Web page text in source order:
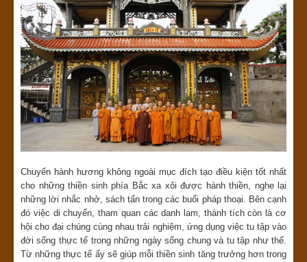
Chuyến hành hương không ngoài mục đích tạo điều kiện tốt nhất
cho những thiền sinh phía Bắc xa xôi được hành thiền, nghe lại
những lời nhắc nhở, sách tấn trong các buổi pháp thoại. Bên cạnh
đó việc di chuyển, tham quan các danh lam, thánh tích còn là cơ
hội cho đại chúng cùng nhau trải nghiệm, ứng dụng việc tu tập vào
đời sống thực tế trong những ngày sống chung và tu tập như thế.
Từ những thực tế ấy sẽ giúp mỗi thiền sinh tăng trưởng hơn trong